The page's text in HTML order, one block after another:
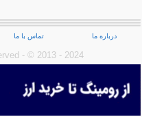
درباره ما تماس با ما
- © 2013 - 2024